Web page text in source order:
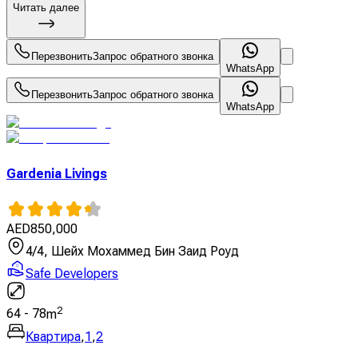
Читать далее
ПерезвонитьЗапрос обратного звонка
WhatsApp
ПерезвонитьЗапрос обратного звонка
WhatsApp
Gardenia Livings
AED850,000
4/4, Шейх Мохаммед Бин Заид Роуд
Safe Developers
64 - 78m2
Квартира,1,2